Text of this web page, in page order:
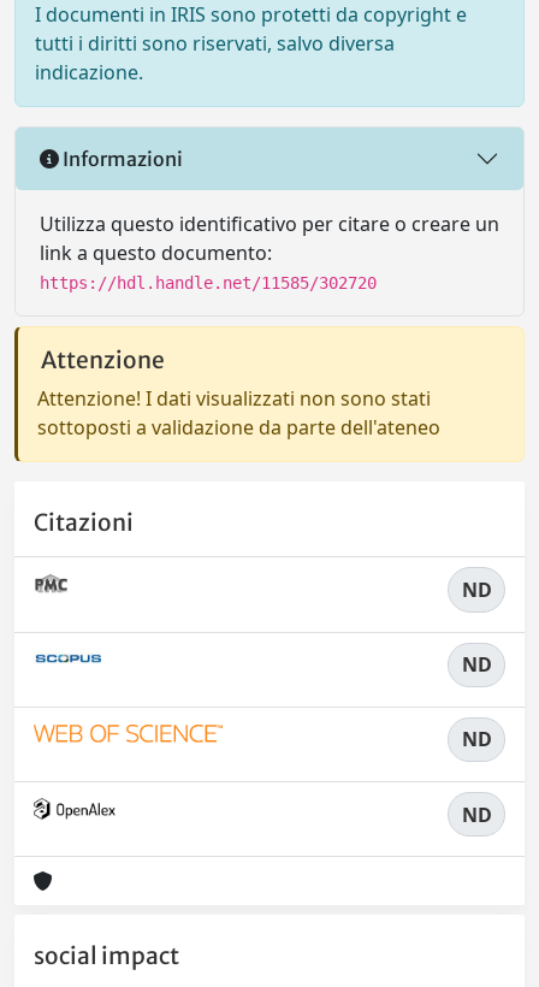
I documenti in IRIS sono protetti da copyright e
tutti i diritti sono riservati, salvo diversa
indicazione.
Informazioni
Utilizza questo identificativo per citare o creare un
link a questo documento:
https://hdl.handle.net/11585/302720
Attenzione
Attenzione! I dati visualizzati non sono stati
sottoposti a validazione da parte dell'ateneo
Citazioni
ND
ND
ND
ND
social impact